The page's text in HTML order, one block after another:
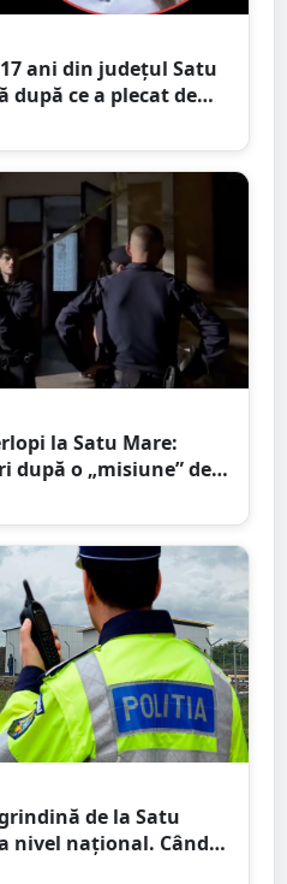
ani din județul Satu
după ce a plecat de
cere ajutorul
la Satu Mare:
o „misiune” de
de la Satu
nivel național. Când